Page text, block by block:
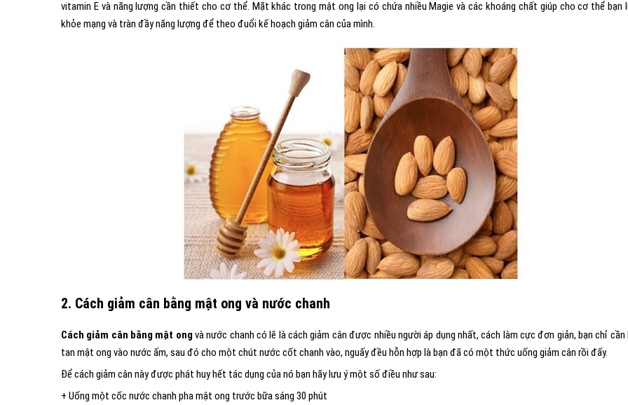
vitamin E và năng lượng cần thiết cho cơ thể. Mặt khác trong mật ong lại có chứa nhiều Magie và các khoáng chất giúp cho cơ thể bạn
khỏe mạng và tràn đầy năng lượng để theo đuổi kế hoạch giảm cân của mình.
2. Cách giảm cân bằng mật ong và nước chanh
Cách giảm cân bằng mật ongvà nước chanh có lẽ là cách giảm cân được nhiều người áp dụng nhất, cách làm cực đơn giản, bạn chỉ cần
tan mật ong vào nước ấm, sau đó cho một chút nước cốt chanh vào, nguấy đều hỗn hợp là bạn đã có một thức uống giảm cân rồi đấy.
Để cách giảm cân này được phát huy hết tác dụng của nó bạn hãy lưu ý một số điều như sau:
+ Uống một cốc nước chanh pha mật ong trước bữa sáng 30 phút